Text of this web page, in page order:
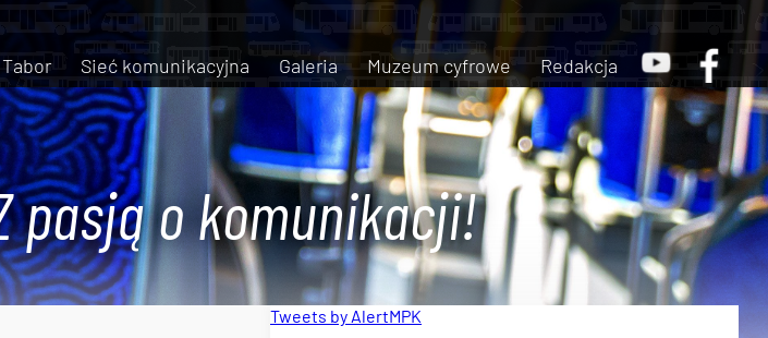
Tabor Sieć komunikacyjna Galeria Muzeum cyfrowe Redakcja
pasją o komunikacji!
Tweets by AlertMPK